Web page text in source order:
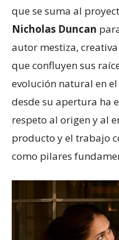
que se suma al
Nicholas Duncan
autor mestiza,
que confluyen sus
evolución natural en
desde su apertura ha
respeto al origen y al
producto y el trabajo
como pilares